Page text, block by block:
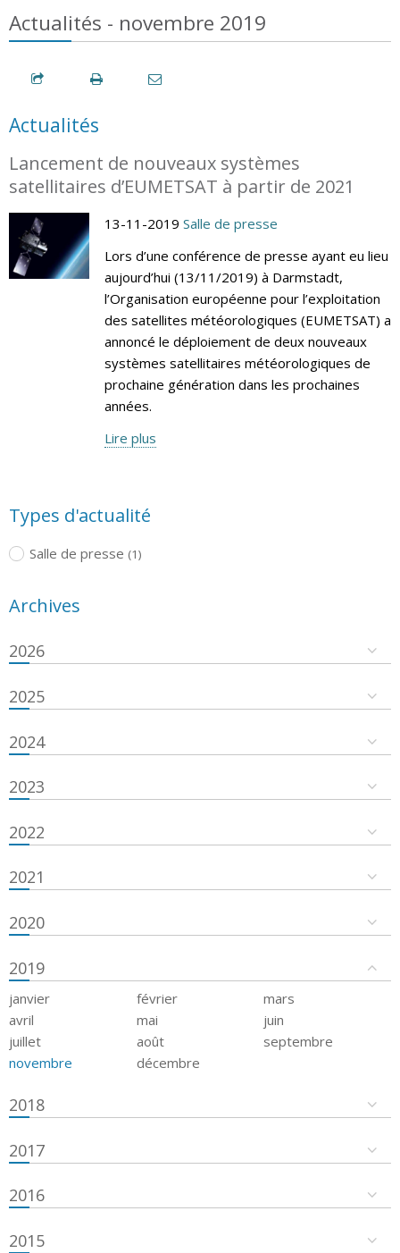
Actualités - novembre 2019
Actualités
Lancement de nouveaux systèmes
satellitaires d’EUMETSAT à partir de 2021
13-11-2019 Salle de presse
Lors d’une conférence de presse ayant eu lieu
aujourd’hui (13/11/2019) à Darmstadt,
l’Organisation européenne pour l’exploitation
des satellites météorologiques (EUMETSAT) a
annoncé le déploiement de deux nouveaux
systèmes satellitaires météorologiques de
prochaine génération dans les prochaines
années.
Lire plus
Types d'actualité
Salle de presse (1)
Archives
2026
2025
2024
2023
2022
2021
2020
2019
janvier février
mars
avril
mai
juin
juillet
août
septembre
novembre
décembre
2018
2017
2016
2015